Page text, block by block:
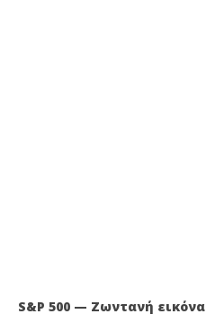
S&P 500 — Ζωντανή εικόνα